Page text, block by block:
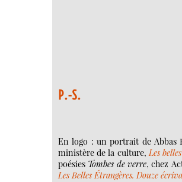
P.-S.
En logo : un portrait de Abbas
ministère de la culture,Les
poésies Tombes de verre, chez
Les Belles Étrangères. Douze